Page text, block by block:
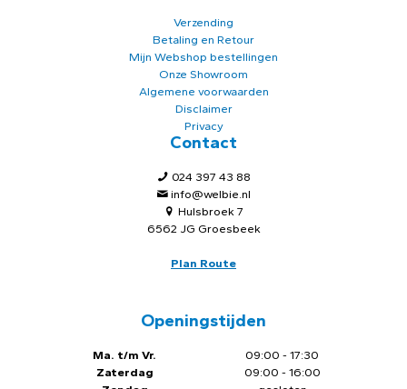
Verzending
Betaling en Retour
Mijn Webshop bestellingen
Onze Showroom
Algemene voorwaarden
Disclaimer
Privacy
Contact
024 397 43 88
info@welbie.nl
Hulsbroek 7
6562 JG Groesbeek
Plan Route
Openingstijden
Ma. t/m Vr.
Zaterdag
09:00 - 17:30
09:00 - 16:00